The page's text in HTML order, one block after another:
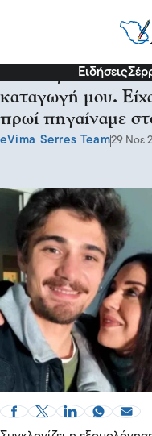
Ειδήσεις
Κώστας Νικούλι:
καταγωγή μου.
πρωί πηγαίναμε
eVima Serres Team29 Νοε